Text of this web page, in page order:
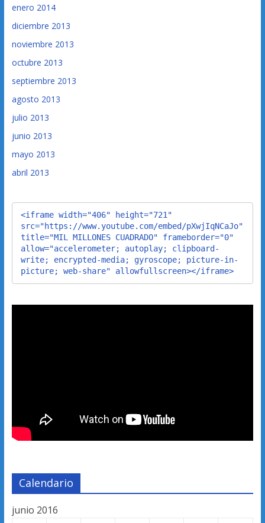
enero 2014
diciembre 2013
noviembre 2013
octubre 2013
septiembre 2013
agosto 2013
julio 2013
junio 2013
mayo 2013
abril 2013
<iframe width="406" height="721"
src="https://www.youtube.com/embed/pXwjIqNCaJo"
title="MIL MILLONES CUADRADO" frameborder="0"
allow="accelerometer; autoplay; clipboard-
write; encrypted-media; gyroscope; picture-in-
picture; web-share" allowfullscreen></iframe>
Calendario
junio 2016